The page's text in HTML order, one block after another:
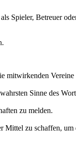
Spieler, Betreuer
mitwirkenden
Sinne des
zu melden.
Mittel zu schaffen, um